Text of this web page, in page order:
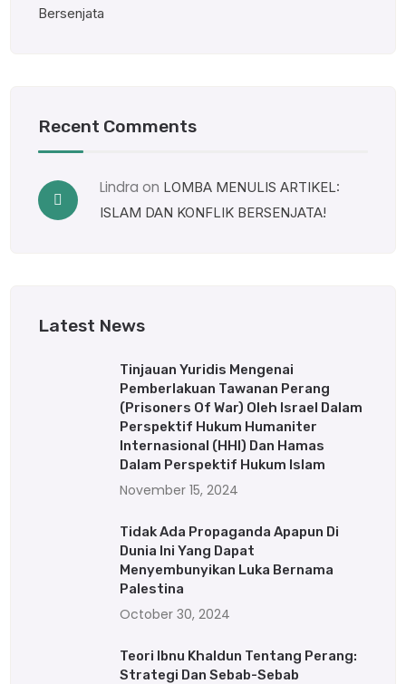
Bersenjata
Recent Comments
Lindra on LOMBA MENULIS ARTIKEL:
ISLAM DAN KONFLIK BERSENJATA!
Latest News
Tinjauan Yuridis Mengenai
Pemberlakuan Tawanan Perang
(Prisoners Of War) Oleh Israel Dalam
Perspektif Hukum Humaniter
Internasional (HHI) Dan Hamas
Dalam Perspektif Hukum Islam
November 15, 2024
Tidak Ada Propaganda Apapun Di
Dunia Ini Yang Dapat
Menyembunyikan Luka Bernama
Palestina
October 30, 2024
Teori Ibnu Khaldun Tentang Perang:
Strategi Dan Sebab-Sebab